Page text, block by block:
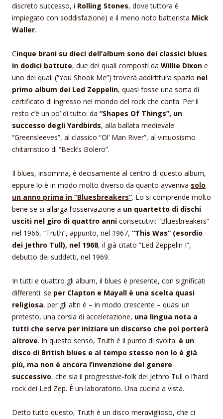
discreto successo, i Rolling Stones, dove tuttora è
impiegato con soddisfazione) e il meno noto batterista Mick
Waller.
Cinque brani su dieci dell’album sono dei classici blues
in dodici battute, due dei quali composti da Willie Dixon e
uno dei quali (“You Shook Me”) troverà addirittura spazio nel
primo album dei Led Zeppelin, quasi fosse una sorta di
certificato di ingresso nel mondo del rock che conta. Per il
resto c’è un po’ di tutto: da “Shapes Of Things”, un
successo degli Yardbirds, alla ballata medievale
“Greensleeves”, al classico “Ol’ Man River”, al virtuosismo
chitarristico di “Beck’s Bolero”.
Il blues, insomma, è decisamente al centro di questo album,
eppure lo è in modo molto diverso da quanto avveniva solo
un anno prima in “Bluesbreakers”. Lo si comprende molto
bene se si allarga l’osservazione a un quartetto di dischi
usciti nel giro di quattro anni consecutivi: “Bluesbreakers”
nel 1966, “Truth”, appunto, nel 1967, “This Was” (esordio
dei Jethro Tull), nel 1968, il già citato “Led Zeppelin I”,
debutto dei suddetti, nel 1969.
In tutti e quattro gli album, il blues è presente, con significati
differenti: se per Clapton e Mayall è una scelta quasi
religiosa, per gli altri è – in modo crescente – quasi un
pretesto, una corsia di accelerazione, una lingua nota a
tutti che serve per iniziare un discorso che poi porterà
altrove. In questo senso, Truth è il punto di svolta: è un
disco di British blues e al tempo stesso non lo è già
più, ma non è ancora l’invenzione del genere
successivo, che sia il progressive-folk dei Jethro Tull o l’hard
rock dei Led Zep. È un laboratorio. Una cucina a vista.
Detto tutto questo, Truth è un disco meraviglioso, che ci